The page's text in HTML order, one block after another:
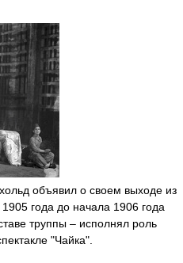
объявил о своем выходе из
года до начала 1906 года
труппы – исполнял роль
"Чайка".